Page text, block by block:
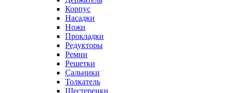
Корпус
Насадки
Ножи
Прокладки
Редукторы
Ремни
Решетки
Сальники
Толкатель
Шестеренки